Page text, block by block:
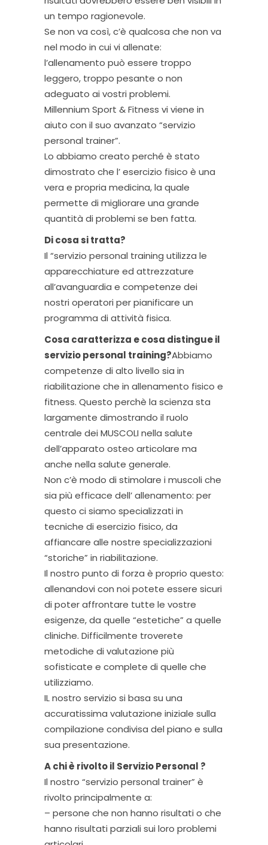
un tempo ragionevole.
Se non va così, c’è qualcosa che non va
nel modo in cui vi allenate:
l’allenamento può essere troppo
leggero, troppo pesante o non
adeguato ai vostri problemi.
Millennium Sport & Fitness vi viene in
aiuto con il suo avanzato “servizio
personal trainer”.
Lo abbiamo creato perché è stato
dimostrato che l’ esercizio fisico è una
vera e propria medicina, la quale
permette di migliorare una grande
quantità di problemi se ben fatta.
Di cosa si tratta?
Il “servizio personal training utilizza le
apparecchiature ed attrezzature
all’avanguardia e competenze dei
nostri operatori per pianificare un
programma di attività fisica.
Cosa caratterizza e cosa distingue il
servizio personal training?Abbiamo
competenze di alto livello sia in
riabilitazione che in allenamento fisico e
fitness. Questo perchè la scienza sta
largamente dimostrando il ruolo
centrale dei MUSCOLI nella salute
dell’apparato osteo articolare ma
anche nella salute generale.
Non c’è modo di stimolare i muscoli che
sia più efficace dell’ allenamento: per
questo ci siamo specializzati in
tecniche di esercizio fisico, da
affiancare alle nostre specializzazioni
“storiche” in riabilitazione.
Il nostro punto di forza è proprio questo:
allenandovi con noi potete essere sicuri
di poter affrontare tutte le vostre
esigenze, da quelle “estetiche” a quelle
cliniche. Difficilmente troverete
metodiche di valutazione più
sofisticate e complete di quelle che
utilizziamo.
IL nostro servizio si basa su una
accuratissima valutazione iniziale sulla
compilazione condivisa del piano e sulla
sua presentazione.
A chi è rivolto il Servizio Personal ?
Il nostro “servizio personal trainer” è
rivolto principalmente a:
– persone che non hanno risultati o che
hanno risultati parziali sui loro problemi